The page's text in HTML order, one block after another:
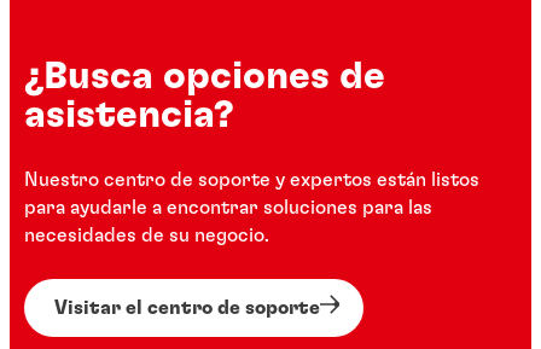
¿Busca opciones de
asistencia?
Nuestro centro de soporte y expertos están listos
para ayudarle a encontrar soluciones para las
necesidades de su negocio.
Visitar el centro de soporte